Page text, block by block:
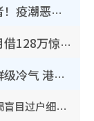
夺命寄生虫｜食生菜狂泻首现死者！疫潮恶化录1.8万宗病例 揭洗菜3大谬误
银行高管恋上水疗女技师！两个月借128万惊觉“沉船”沉落火海 揭背后疑似邪教操控卖淫
内地客夸港人不识老！揭港铁保鲜级冷气 港人求放过：别投诉
牙线棒乱用随时越清越糟糕！牙医惊揭盲目过户细菌恐致蛀牙：这种才是日常真保养